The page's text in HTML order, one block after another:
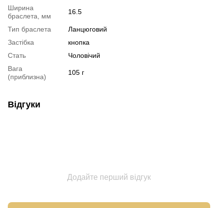
Ширина
браслета, мм
16.5
Тип браслета
Ланцюговий
Застібка
кнопка
Стать
Чоловічий
Вага
(приблизна)
105 г
Відгуки
Додайте перший відгук